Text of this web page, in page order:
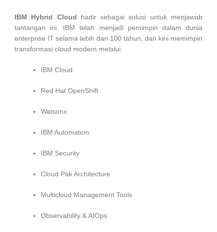
IBM Hybrid Cloud hadir sebagai solusi untuk menjawab
tantangan ini. IBM telah menjadi pemimpin dalam dunia
enterprise IT selama lebih dari 100 tahun, dan kini memimpin
transformasi cloud modern melalui:
IBM Cloud
Red Hat OpenShift
Watsonx
IBM Automation
IBM Security
Cloud Pak Architecture
Multicloud Management Tools
Observability & AIOps